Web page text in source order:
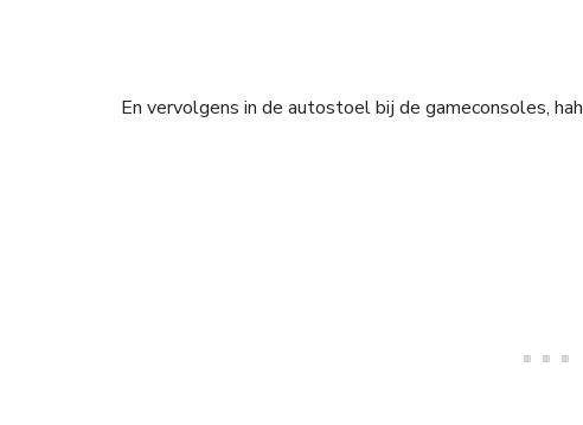
En vervolgens in de autostoel bij de gameconsoles,